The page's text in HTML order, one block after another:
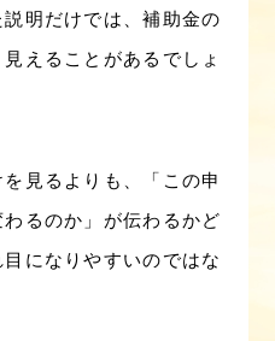
明だけでは、補助金の
えることがあるでしょ
見るよりも、「この申
るのか」が伝わるかど
になりやすいのではな